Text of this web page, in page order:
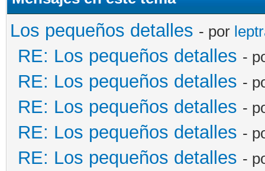
Los pequeños detalles - por
RE: Los pequeños detalles -
RE: Los pequeños detalles -
RE: Los pequeños detalles -
RE: Los pequeños detalles -
RE: Los pequeños detalles -